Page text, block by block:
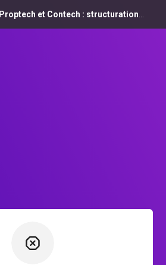
INSCRIPTION